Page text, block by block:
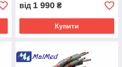
від 1 990 ₴
Купити